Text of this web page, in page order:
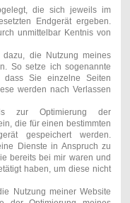
die sich jeweils im
Endgerät ergeben.
unmittelbar Kentnis von
die Nutzung meines
So setze ich sogenannte
dass Sie einzelne Seiten
werden nach Verlassen
zur Optimierung der
die für einen bestimmten
gespeichert werden.
Dienste in Anspruch zu
bereits bei mir waren und
haben, um diese nicht
Nutzung meiner Website